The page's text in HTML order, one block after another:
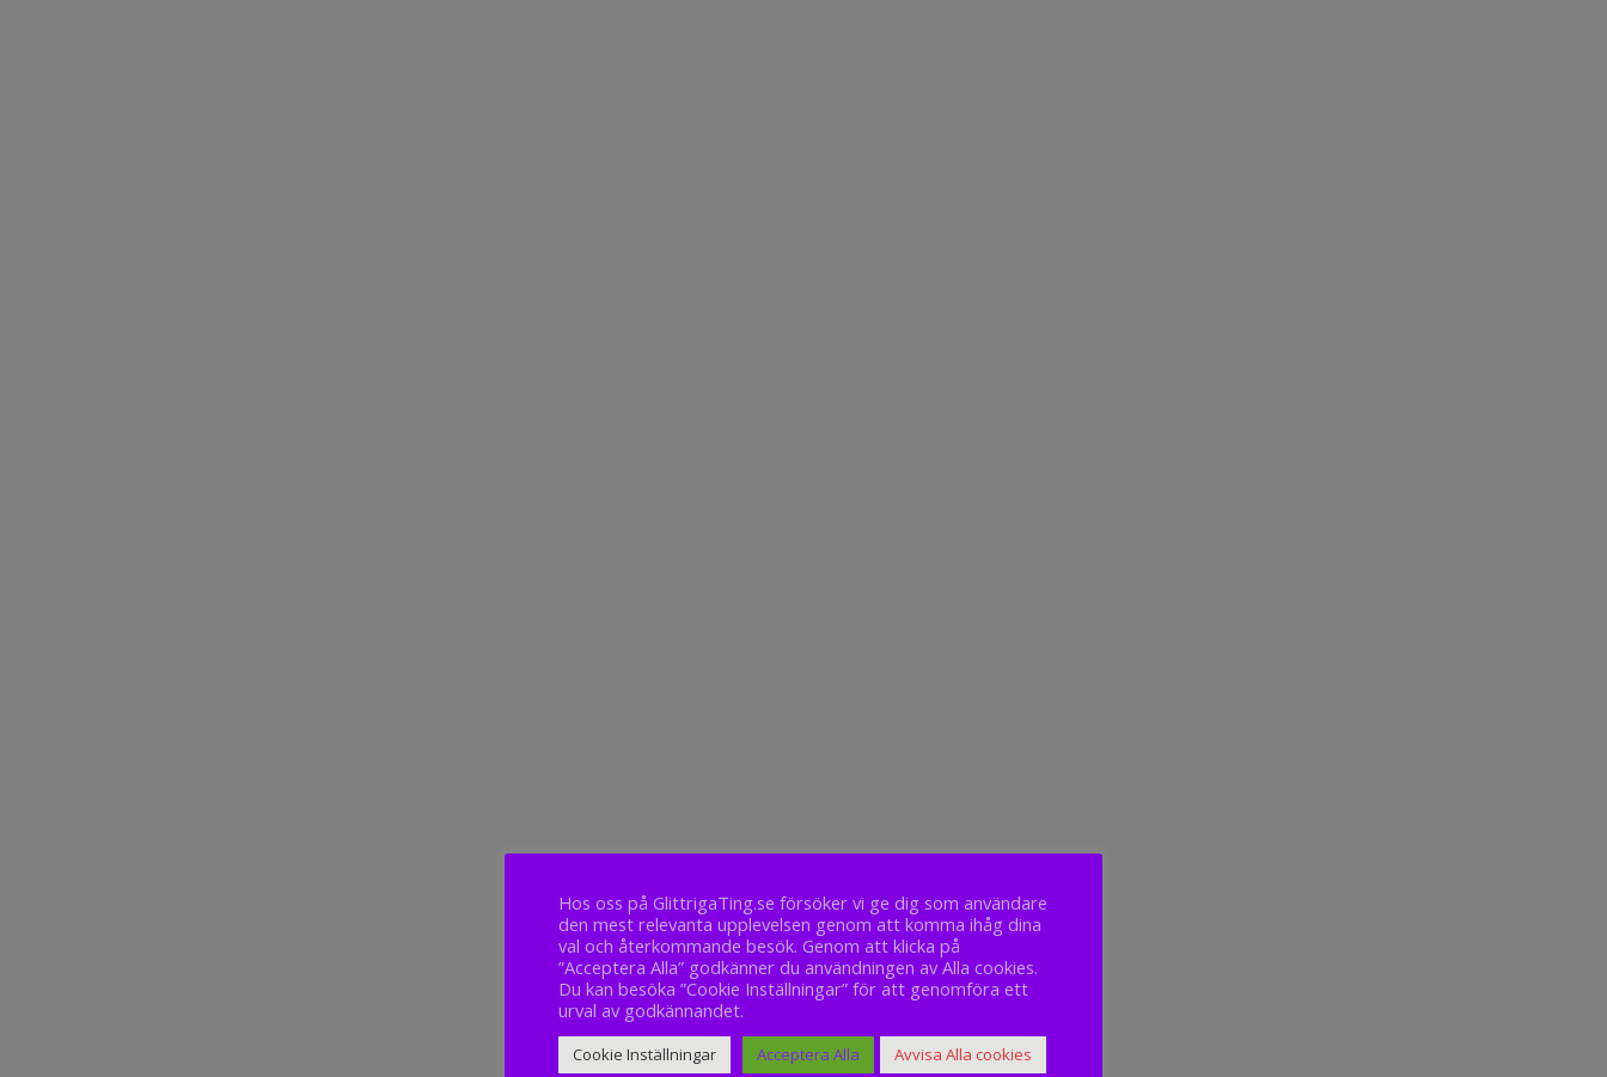
Hos oss på GlittrigaTing.se försöker vi ge dig som användare
den mest relevanta upplevelsen genom att komma ihåg dina
val och återkommande besök. Genom att klicka på
”Acceptera Alla” godkänner du användningen av Alla cookies.
Du kan besöka ”Cookie Inställningar” för att genomföra ett
urval av godkännandet.
Cookie Inställningar Acceptera Alla Avvisa Alla cookies